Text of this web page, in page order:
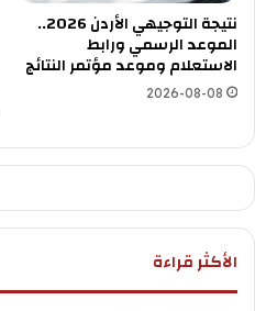
نتيجة التوجيهي الأردن 2026..
الموعد الرسمي ورابط
الاستعلام وموعد مؤتمر النتائج
2026-08-08
الأكثر قراءة